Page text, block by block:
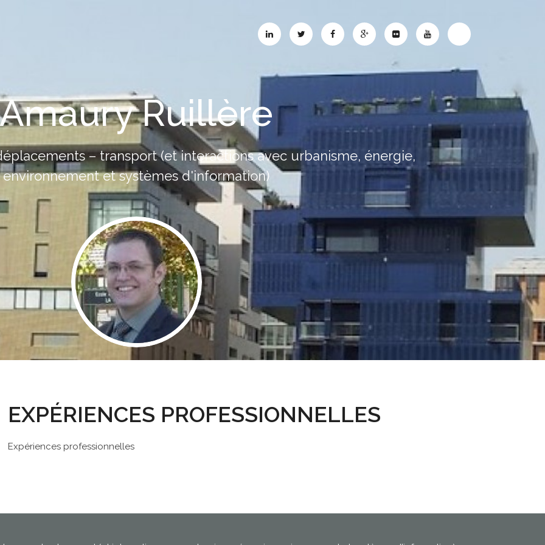
Amaury Ruillère
– transport (et interactions avec urbanisme, énergie,
environnement et systèmes d'information)
EXPÉRIENCES PROFESSIONNELLES
Expériences professionnelles